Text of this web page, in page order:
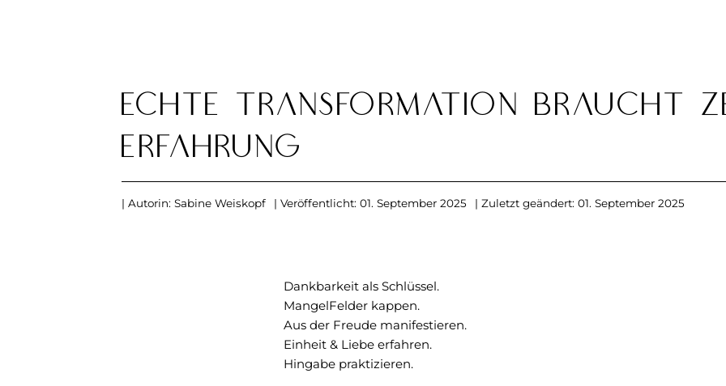
Echte Transformation braucht
Erfahrung
| Autorin: Sabine Weiskopf | Veröffentlicht: 01. September 2025 | Zuletzt geändert: 01. September 2025
Dankbarkeit als Schlüssel.
MangelFelder kappen.
Aus der Freude manifestieren.
Einheit & Liebe erfahren.
Hingabe praktizieren.